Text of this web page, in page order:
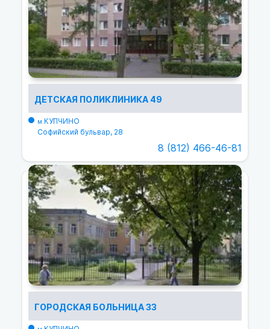
ДЕТСКАЯ ПОЛИКЛИНИКА 49
м.КУПЧИНО
Софийский бульвар, 28
8 (812) 466-46-81
ГОРОДСКАЯ БОЛЬНИЦА 33